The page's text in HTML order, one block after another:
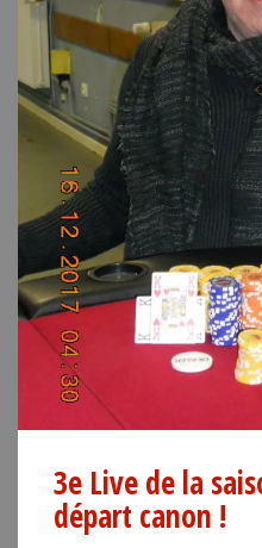
3e Live de la
départ canon !